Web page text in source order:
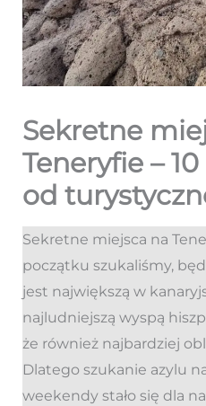
Sekretne
Teneryfie –
od
Sekretne miejsca na
początku szukaliśmy,
jest największą w
najludniejszą wyspą
że również najbardziej
Dlatego szukanie azylu
weekendy stało się dla